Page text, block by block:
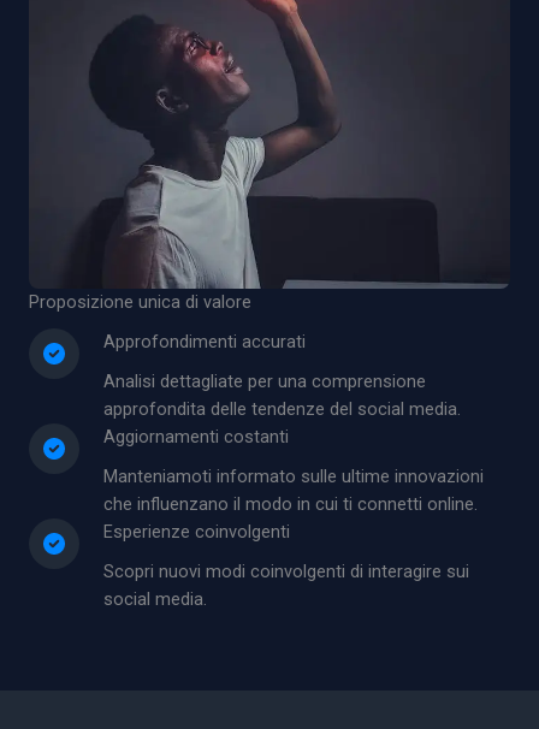
Proposizione unica di valore
Approfondimenti accurati
Analisi dettagliate per una comprensione
approfondita delle tendenze del social media.
Aggiornamenti costanti
Manteniamoti informato sulle ultime innovazioni
che influenzano il modo in cui ti connetti online.
Esperienze coinvolgenti
Scopri nuovi modi coinvolgenti di interagire sui
social media.